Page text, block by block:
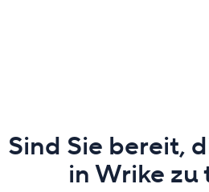
Sind Sie bereit,
in Wrike zu